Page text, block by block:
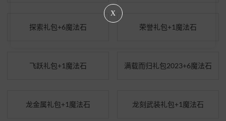
探索礼包+6魔法石 荣誉礼包+1魔法石
飞跃礼包+1魔法石 满载而归礼包2023+6魔法石
龙金属礼包+1魔法石 龙刻武装礼包+1魔法石
X